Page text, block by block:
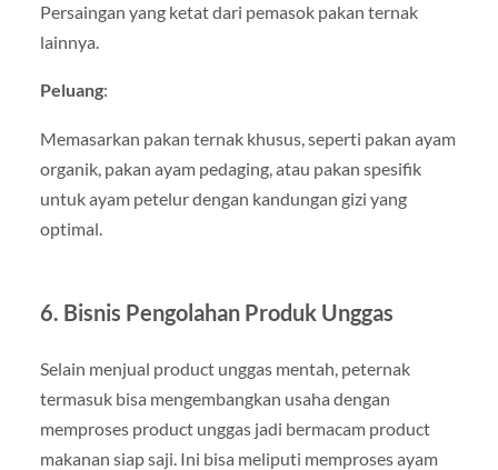
Persaingan yang ketat dari pemasok pakan ternak
lainnya.
Peluang:
Memasarkan pakan ternak khusus, seperti pakan ayam
organik, pakan ayam pedaging, atau pakan spesifik
untuk ayam petelur dengan kandungan gizi yang
optimal.
6. Bisnis Pengolahan Produk Unggas
Selain menjual product unggas mentah, peternak
termasuk bisa mengembangkan usaha dengan
memproses product unggas jadi bermacam product
makanan siap saji. Ini bisa meliputi memproses ayam